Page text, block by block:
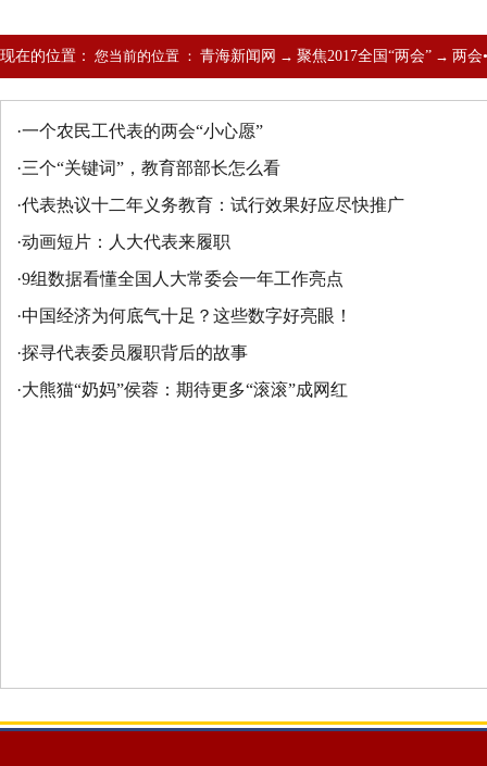
现在的位置： 您当前的位置 ： 青海新闻网 → 聚焦2017全国“两会” → 两会
·一个农民工代表的两会“小心愿”
·三个“关键词”，教育部部长怎么看
·代表热议十二年义务教育：试行效果好应尽快推广
·动画短片：人大代表来履职
·9组数据看懂全国人大常委会一年工作亮点
·中国经济为何底气十足？这些数字好亮眼！
·探寻代表委员履职背后的故事
·大熊猫“奶妈”侯蓉：期待更多“滚滚”成网红